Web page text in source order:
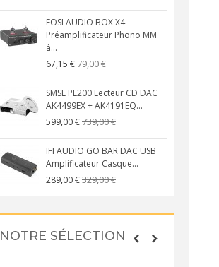
FOSI AUDIO BOX X4
Préamplificateur Phono MM
à...
67,15 €79,00 €
SMSL PL200 Lecteur CD DAC
AK4499EX + AK4191EQ...
599,00 €739,00 €
IFI AUDIO GO BAR DAC USB
Amplificateur Casque...
289,00 €329,00 €
NOTRE SÉLECTION